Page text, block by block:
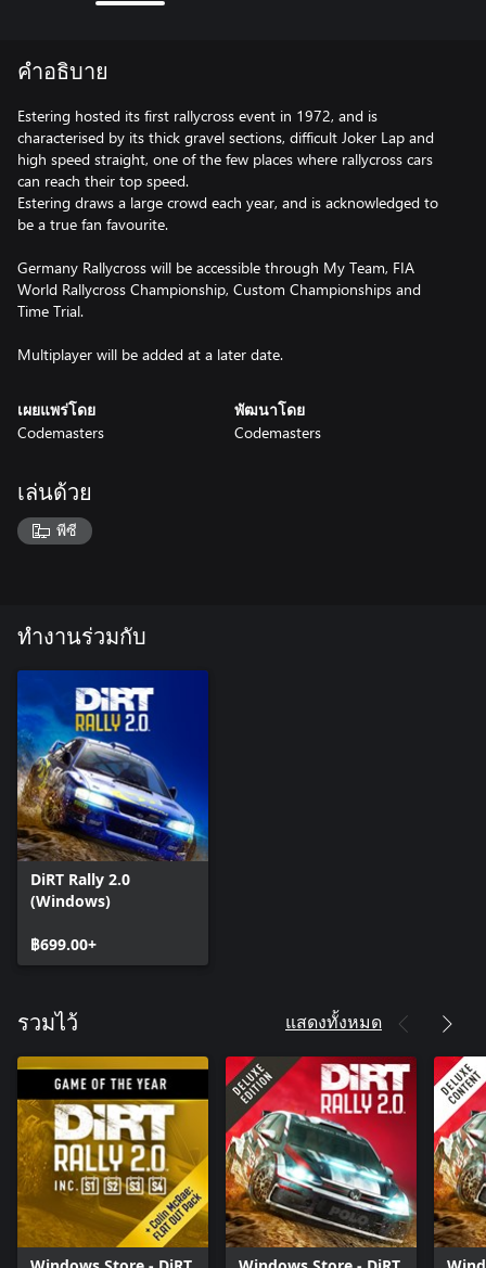
คำอธิบาย
Estering hosted its first rallycross event in 1972, and is
characterised by its thick gravel sections, difficult Joker Lap and
high speed straight, one of the few places where rallycross cars
can reach their top speed.
Estering draws a large crowd each year, and is acknowledged to
be a true fan favourite.
Germany Rallycross will be accessible through My Team, FIA
World Rallycross Championship, Custom Championships and
Time Trial.
Multiplayer will be added at a later date.
เผยแพร่โดย
Codemasters
พัฒนาโดย
Codemasters
เล่นด้วย
พีซี
ทำงานร่วมกับ
DiRT Rally 2.0
(Windows)
฿699.00+
รวมไว้ แสดงทั้งหมด